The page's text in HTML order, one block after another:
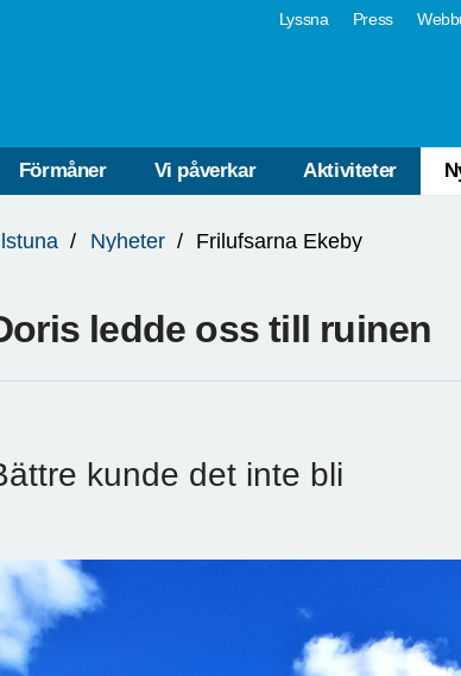
Lyssna Press
Förmåner Vi påverkar Aktiviteter
Nyheter Frilufsarna Ekeby
ledde oss till ruinen
kunde det inte bli